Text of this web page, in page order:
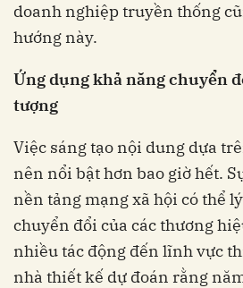
doanh nghiệp truyền thống
hướng này.
Ứng dụng khả năng chuyển
tượng
Việc sáng tạo nội dung dựa
nên nổi bật hơn bao giờ hết.
nền tảng mạng xã hội có thể
chuyển đổi của các thương
nhiều tác động đến lĩnh vực
nhà thiết kế dự đoán rằng